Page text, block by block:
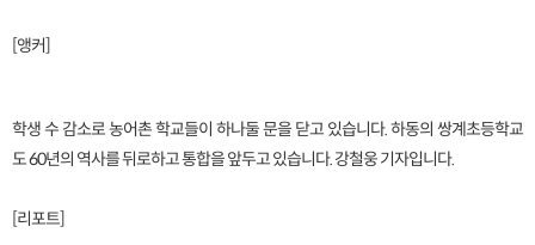
[앵커]
학생 수 감소로 농어촌 학교들이 하나둘 문을 닫고 있습니다. 하동의 쌍계초등학교
도 60년의 역사를 뒤로하고 통합을 앞두고 있습니다. 강철웅 기자입니다.
[리포트]